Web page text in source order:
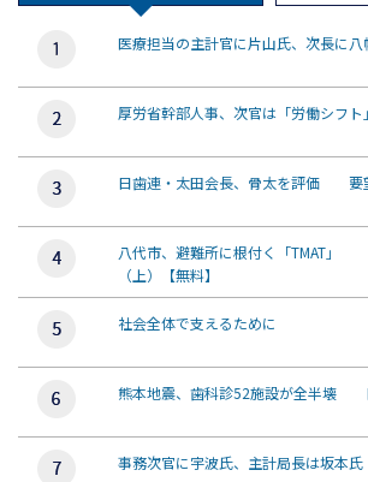
医療担当の主計官に片山氏、次長
厚労省幹部人事、次官は「労働シフト
日歯連・太田会長、骨太を評価 要
八代市、避難所に根付く「TMAT」
（上）【無料】
社会全体で支えるために
熊本地震、歯科診52施設が全半壊
事務次官に宇波氏、主計局長は坂